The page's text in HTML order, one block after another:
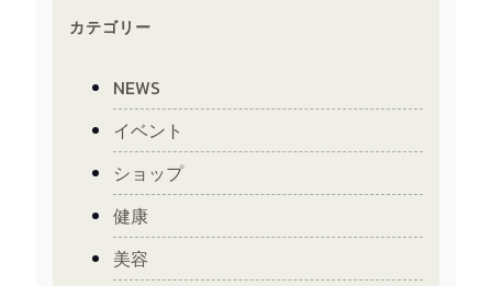
カテゴリー
NEWS
イベント
ショップ
健康
美容